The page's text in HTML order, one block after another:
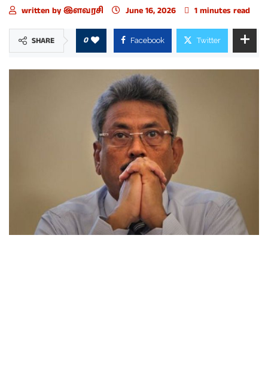
written by இளவரசி June 16, 2026 1 minutes read
SHARE 0 Facebook Twitter